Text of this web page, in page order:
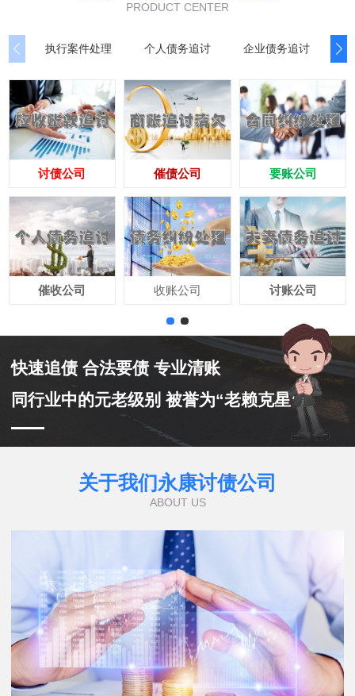
PRODUCT CENTER
执行案件处理 个人债务追讨 企业债务追讨
讨债公司
催收公司
催债公司
收账公司
要账公司
讨账公司
快速追债 合法要债 专业清账
同行业中的元老级别 被誉为“老赖克星”
关于我们永康讨债公司
ABOUT US